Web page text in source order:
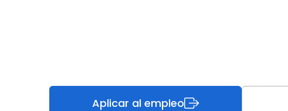
Aplicar al empleo